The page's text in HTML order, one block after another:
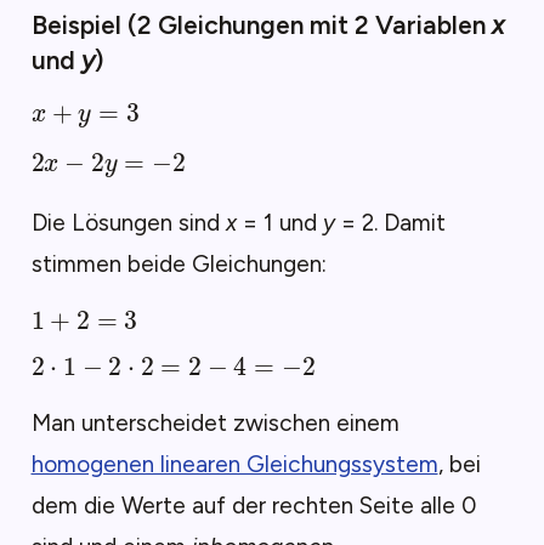
Beispiel (2 Gleichungen mit 2 Variablenx
und y)
Die Lösungen sind x= 1 und y= 2. Damit
stimmen beide Gleichungen:
2 ⋅1 2⋅ 2= −4
Man unterscheidet zwischen einem
homogenen linearen Gleichungssystem, bei
dem die Werte auf der rechten Seite alle 0